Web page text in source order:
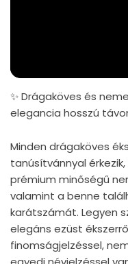
✨ Drágaköves és
elegancia hosszú
Minden drágaköves
tanúsítvánnyal
prémium minőségű
valamint a benne
karátszámát. Legyen
elegáns ezüst
finomságjelzéssel,